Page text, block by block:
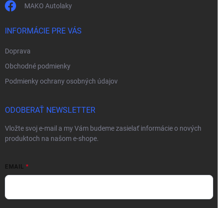
MAKO Autolaky
INFORMÁCIE PRE VÁS
Doprava
Obchodné podmienky
Podmienky ochrany osobných údajov
ODOBERAŤ NEWSLETTER
Vložte svoj e-mail a my Vám budeme zasielať informácie o nových
produktoch na našom e-shope.
EMAIL